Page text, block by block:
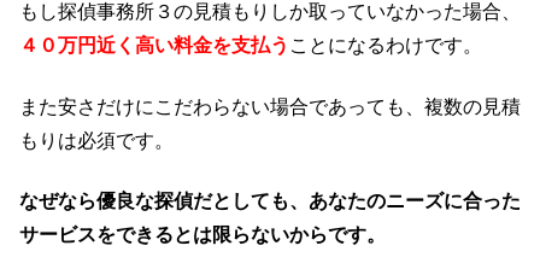
もし探偵事務所３の見積もりしか取っていなかった場合、
４０万円近く高い料金を支払う ことになるわけです。
また安さだけにこだわらない場合であっても、複数の見積
もりは必須です。
なぜなら優良な探偵だとしても、あなたのニーズに合った
サービスをできるとは限らないからです。